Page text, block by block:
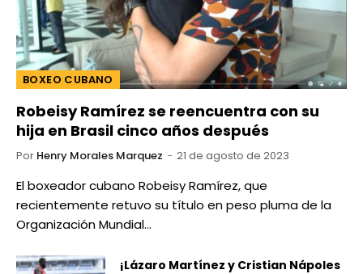
BOXEO CUBANO
Robeisy Ramírez se reencuentra con su
hija en Brasil cinco años después
Por Henry Morales Marquez 21 de agosto de 2023
El boxeador cubano Robeisy Ramírez, que
recientemente retuvo su título en peso pluma de la
Organización Mundial…
¡Lázaro Martínez y Cristian Nápoles